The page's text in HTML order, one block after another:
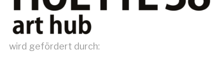
wird gefördert durch: